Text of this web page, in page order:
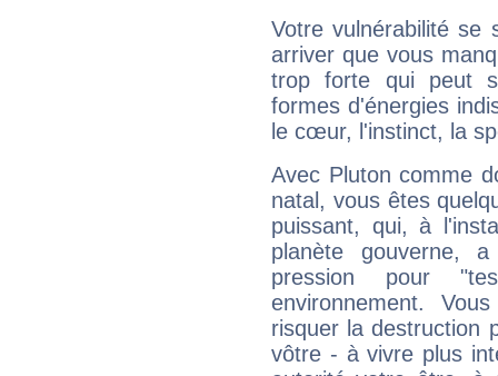
Votre vulnérabilité se
arriver que vous
trop forte qui peut
formes d'énergies
le cœur, l'instinct, la
Avec Pluton comme
natal, vous êtes
puissant, qui, à
planète gouverne,
pression pour
environnement.
risquer la destruction
vôtre - à vivre plus